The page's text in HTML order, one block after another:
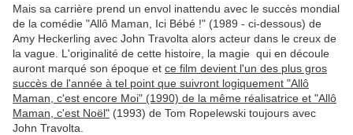
Mais sa carrière prend un envol inattendu avec le succès mondial
de la comédie "Allô Maman, Ici Bébé !" (1989 - ci-dessous) de
Amy Heckerling avec John Travolta alors acteur dans le creux de
la vague. L'originalité de cette histoire, la magie qui en découle
auront marqué son époque et ce film devient l'un des plus gros
succès de l'année à tel point que suivront logiquement "Allô
Maman, c'est encore Moi" (1990) de la même réalisatrice et "Allô
Maman, c'est Noël" (1993) de Tom Ropelewski toujours avec
John Travolta.